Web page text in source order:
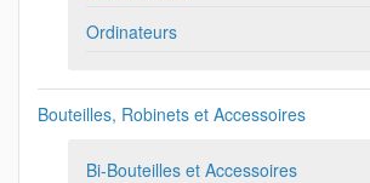
Ordinateurs
Bouteilles, Robinets et Accessoires
Bi-Bouteilles et Accessoires